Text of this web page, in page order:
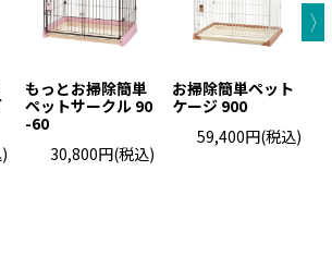
ミュニケ
タイヤ素材で大満足の噛みごた
えです。
もっとお掃除簡単
ペットサークル 90
-60
30,800円(税込)
お掃除簡単ペット
ケージ 900
59,400円(税込)